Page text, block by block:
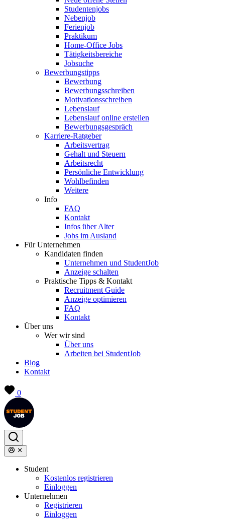
Studentenjobs
Nebenjob
Ferienjob
Praktikum
Home-Office Jobs
Tätigkeitsbereiche
Jobsuche
Bewerbungstipps
Bewerbung
Bewerbungsschreiben
Motivationsschreiben
Lebenslauf
Lebenslauf online erstellen
Bewerbungsgespräch
Karriere-Ratgeber
Arbeitsvertrag
Gehalt und Steuern
Arbeitsrecht
Persönliche Entwicklung
Wohlbefinden
Weitere
Info
FAQ
Kontakt
Infos über Alter
Jobs im Ausland
Für Unternehmen
Kandidaten finden
Unternehmen und StudentJob
Anzeige schalten
Praktische Tipps & Kontakt
Recruitment Guide
Anzeige optimieren
FAQ
Kontakt
Über uns
Wer wir sind
Über uns
Arbeiten bei StudentJob
Blog
Kontakt
0
Student
Kostenlos registrieren
Einloggen
Unternehmen
Registrieren
Einloggen